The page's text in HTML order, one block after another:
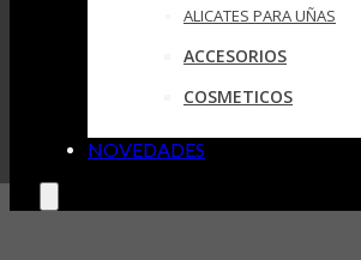
ALICATES PARA UÑAS
ACCESORIOS
COSMETICOS
NOVEDADES